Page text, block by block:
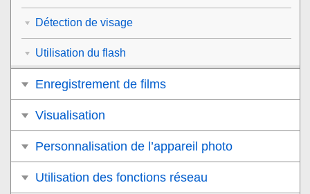
Détection de visage
Utilisation du flash
Enregistrement de films
Visualisation
Personnalisation de l’appareil photo
Utilisation des fonctions réseau